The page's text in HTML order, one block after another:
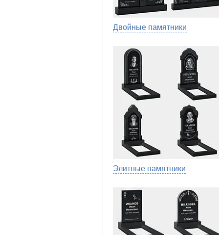
Двойные памятники
Элитные памятники